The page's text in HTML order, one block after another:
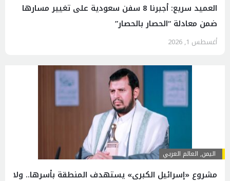
العميد سريع: أجبرنا 8 سفن سعودية على تغيير مسارها
ضمن معادلة “الحصار بالحصار”
أغسطس 1, 2026
اليمن, العالم العربي
مشروع «إسرائيل الكبرى» يستهدف المنطقة بأسرها.. ولا